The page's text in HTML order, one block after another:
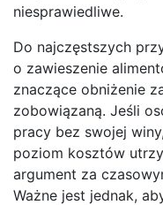
niesprawiedliwe.
Do najczęstszych
o zawieszenie
znaczące obniżenie
zobowiązaną. Jeśli
pracy bez swojej
poziom kosztów
argument za
Ważne jest jednak,